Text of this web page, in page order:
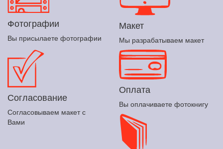
Фотографии
Вы присылаете фотографии
Макет
Мы разрабатываем макет
Согласование
Согласовываем макет с
Вами
Оплата
Вы оплачиваете фотокнигу